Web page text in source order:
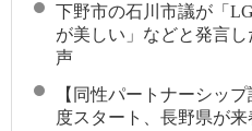
下野市の石川市議が「
が美しい」などと発言
声
【同性パートナーシッ
度スタート、長野県が